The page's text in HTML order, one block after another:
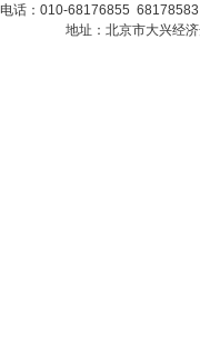
电话：010-68176855
地址：北京市大兴经